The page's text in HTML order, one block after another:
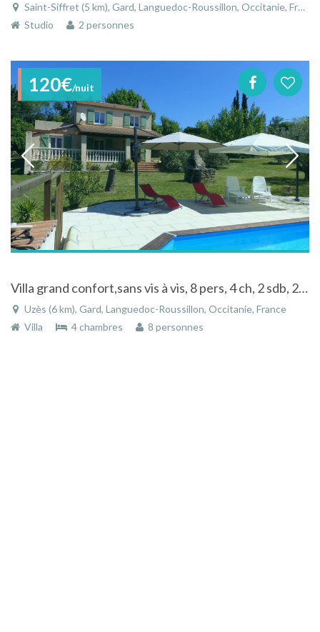
Saint-Siffret (5 km), Gard, Languedoc-Roussillon, Occitanie, France
Studio
2 personnes
120€/nuit
Villa grand confort,sans vis à vis, 8 pers, 4 ch, 2 sdb, 2 wc,trés bien équipée
Uzès (6 km), Gard, Languedoc-Roussillon, Occitanie, France
Villa
4 chambres 8 personnes